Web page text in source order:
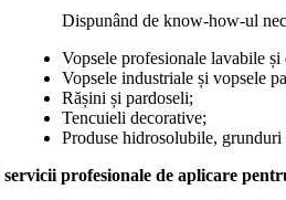
Dispunând de know-how-ul
Vopsele profesionale lavabile și
Vopsele industriale și vopsele
Rășini și pardoseli;
Tencuieli decorative;
Produse hidrosolubile, grunduri
servicii profesionale de aplicare